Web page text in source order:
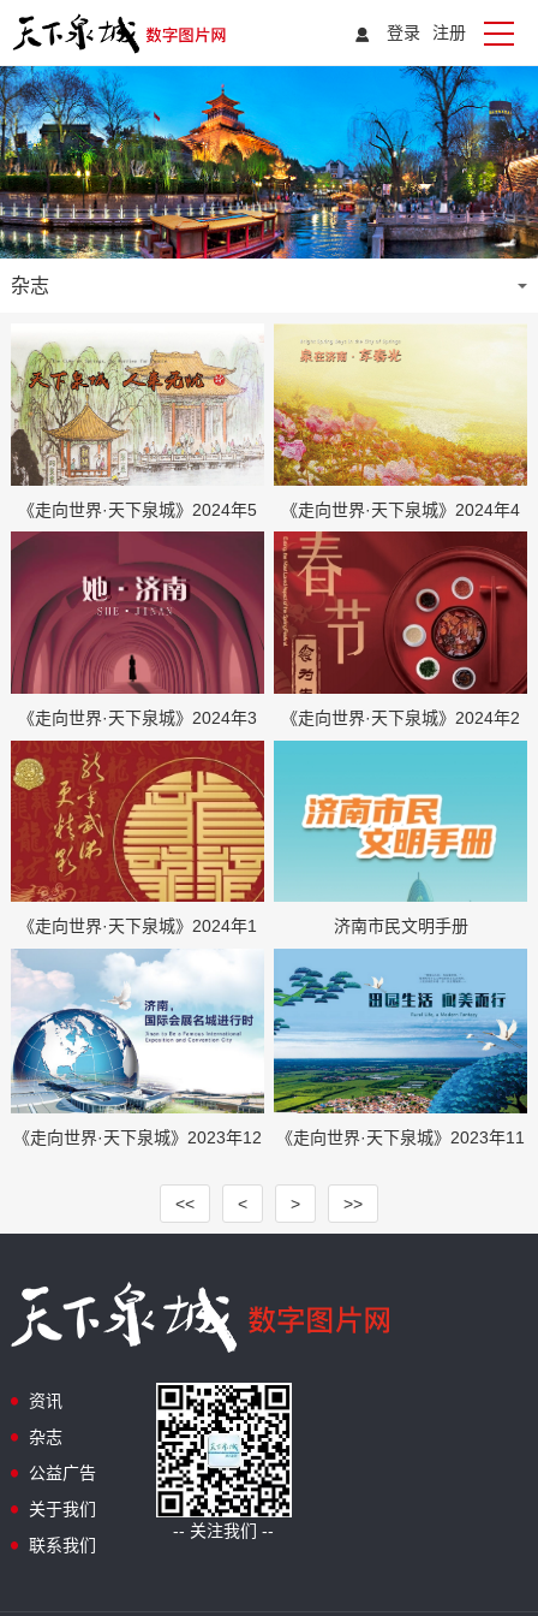
登录 注册
杂志
《走向世界·天下泉城》2024年5
月刊
《走向世界·天下泉城》2024年4
月刊
《走向世界·天下泉城》2024年3
月刊
《走向世界·天下泉城》2024年2
月刊
《走向世界·天下泉城》2024年1
月刊
济南市民文明手册
《走向世界·天下泉城》2023年12
《走向世界·天下泉城》2023年11
<< < > >>
资讯
杂志
公益广告
关于我们
联系我们
-- 关注我们 --